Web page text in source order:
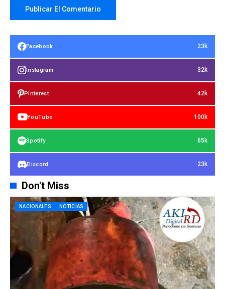
Facebook 23k
Instagram 32k
Pinterest 42k
YouTube 100k
Spotify 65k
Discord 23k
Don't Miss
NACIONALES NOTICIAS